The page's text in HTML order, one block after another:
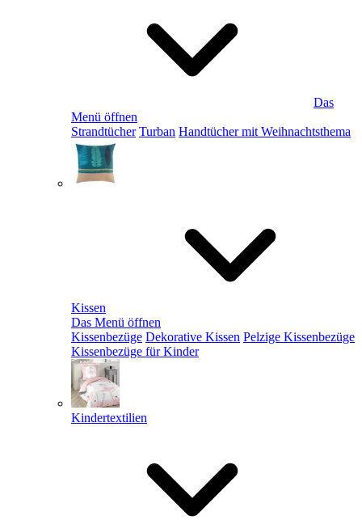
Das
Menü öffnen
Strandtücher Turban Handtücher mit Weihnachtsthema
Kissen
Das Menü öffnen
Kissenbezüge Dekorative Kissen Pelzige Kissenbezüge
Kissenbezüge für Kinder
Kindertextilien